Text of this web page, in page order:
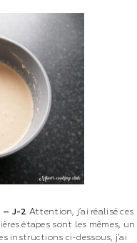
– J-2 Attention, j’ai réalisé ces
étapes sont les mêmes, un
instructions ci-dessous, j’ai